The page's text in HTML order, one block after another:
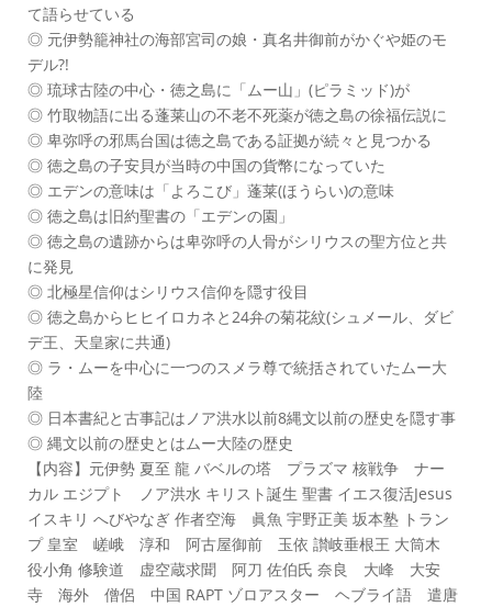
て語らせている
◎ 元伊勢籠神社の海部宮司の娘・真名井御前がかぐや姫のモ
デル?!
◎ 琉球古陸の中心・徳之島に「ムー山」(ピラミッド)が
◎ 竹取物語に出る蓬莱山の不老不死薬が徳之島の徐福伝説に
◎ 卑弥呼の邪馬台国は徳之島である証拠が続々と見つかる
◎ 徳之島の子安貝が当時の中国の貨幣になっていた
◎ エデンの意味は「よろこび」蓬莱(ほうらい)の意味
◎ 徳之島は旧約聖書の「エデンの園」
◎ 徳之島の遺跡からは卑弥呼の人骨がシリウスの聖方位と共
に発見
◎ 北極星信仰はシリウス信仰を隠す役目
◎ 徳之島からヒヒイロカネと24弁の菊花紋(シュメール、ダビ
デ王、天皇家に共通)
◎ ラ・ムーを中心に一つのスメラ尊で統括されていたムー大
陸
◎ 日本書紀と古事記はノア洪水以前8縄文以前の歴史を隠す事
◎ 縄文以前の歴史とはムー大陸の歴史
【内容】元伊勢 夏至 龍 バベルの塔 プラズマ 核戦争 ナー
カル エジプト ノア洪水 キリスト誕生 聖書 イエス復活Jesus
イスキリ へびやなぎ 作者空海 眞魚 宇野正美 坂本塾 トラン
プ 皇室 嵯峨 淳和 阿古屋御前 玉依 讃岐垂根王 大筒木
役小角 修験道 虚空蔵求聞 阿刀 佐伯氏 奈良 大峰 大安
寺 海外 僧侶 中国 RAPT ゾロアスター ヘブライ語 遣唐